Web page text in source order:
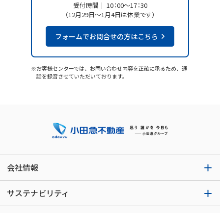
受付時間
10：00～17：30
（12月29日～1月4日は休業です）
フォームでお問合せの方はこちら
※お客様センターでは、お問い合わせ内容を正確に承るため、通
話を録音させていただいております。
会社情報
サステナビリティ